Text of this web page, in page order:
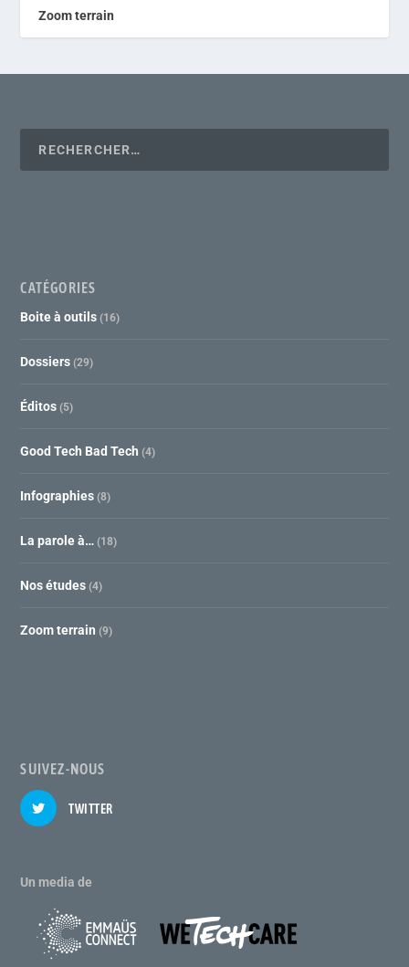
Zoom terrain
CATÉGORIES
Boite à outils (16)
Dossiers (29)
Éditos (5)
Good Tech Bad Tech (4)
Infographies (8)
La parole à… (18)
Nos études (4)
Zoom terrain (9)
SUIVEZ-NOUS
TWITTER
Un media de